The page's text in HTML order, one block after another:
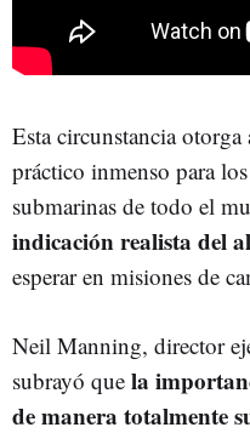
Esta circunstancia
práctico inmenso para
submarinas de todo el
indicación realista del
esperar en misiones de
Neil Manning, director
subrayó que la
de manera totalmente